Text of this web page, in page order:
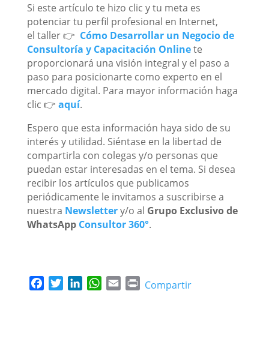
Si este artículo te hizo clic y tu meta es
potenciar tu perfil profesional en Internet,
el taller 👉 Cómo Desarrollar un Negocio de
Consultoría y Capacitación Onlinete
proporcionará una visión integral y el paso a
paso para posicionarte como experto en el
mercado digital. Para mayor información haga
clic 👉 aquí.
Espero que esta información haya sido de su
interés y utilidad. Siéntase en la libertad de
compartirla con colegas y/o personas que
puedan estar interesadas en el tema. Si desea
recibir los artículos que publicamos
periódicamente le invitamos a suscribirse a
nuestra Newslettery/o al Grupo Exclusivo de
WhatsApp Consultor 360°.
W
PCompartir